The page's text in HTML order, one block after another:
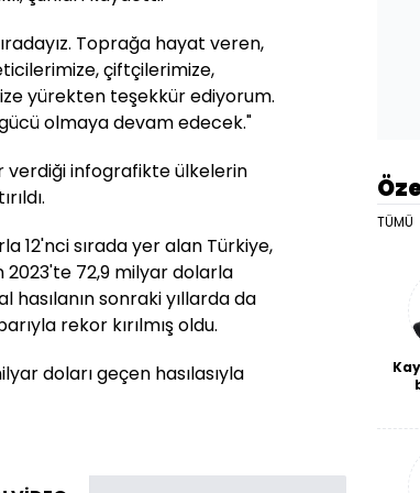
Toprağa hayat veren,
çiftçilerimize,
yürekten teşekkür ediyorum.
olmaya devam edecek."
verdiği infografikte ülkelerin
12'nci sırada yer alan Türkiye,
2023'te 72,9 milyar dolarla
hasılanın sonraki yıllarda da
rekor kırılmış oldu.
doları geçen hasılasıyla
TÜMÜ